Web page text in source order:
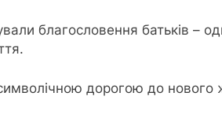
благословення батьків –
дорогою до нового